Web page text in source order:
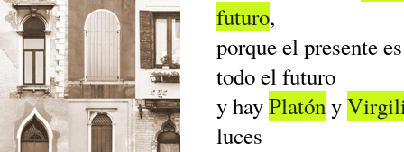
futuro,
porque el presente
todo el futuro
y hayPlatóny
luces